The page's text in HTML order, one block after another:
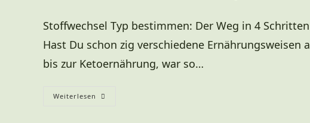
Stoffwechsel Typ bestimmen: Der Weg in 4
Hast Du schon zig verschiedene
bis zur Ketoernährung, war so…
Weiterlesen